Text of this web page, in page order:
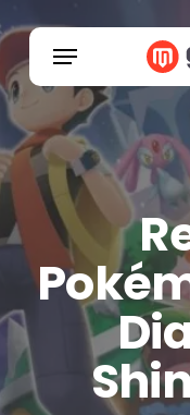
to
main
content
Menu